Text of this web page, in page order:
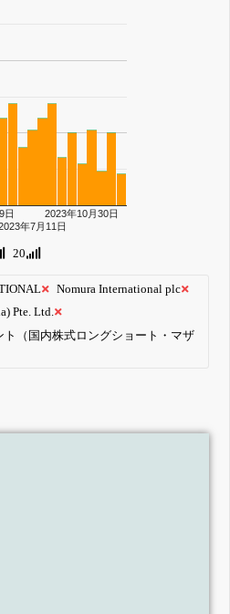
日
年7月11日
2023年10月30日
20
Nomura International plc
Pte. Ltd.
（国内株式ロングショート・マザ